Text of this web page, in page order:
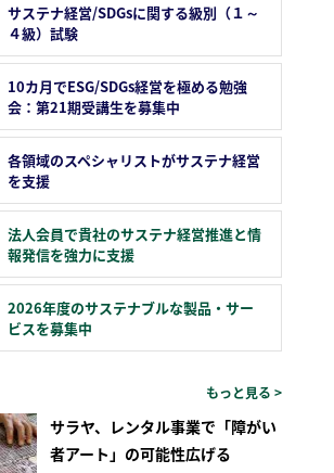
サステナ経営/SDGsに関する級別（１～
４級）試験
10カ月でESG/SDGs経営を極める勉強
会：第21期受講生を募集中
各領域のスペシャリストがサステナ経営
を支援
法人会員で貴社のサステナ経営推進と情
報発信を強力に支援
2026年度のサステナブルな製品・サー
ビスを募集中
もっと見る >
サラヤ、レンタル事業で「障がい
者アート」の可能性広げる